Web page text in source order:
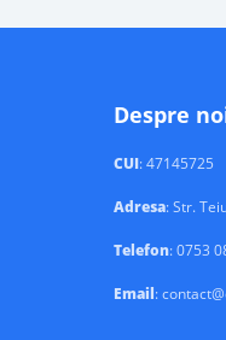
Despre
CUI: 47145725
Adresa: Str.
Telefon: 0753
Email: